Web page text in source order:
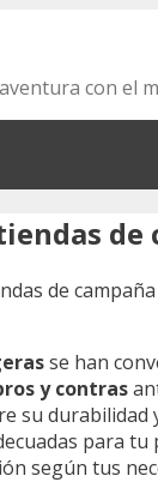
con el
se han
y contras
su durabilidad
para
según tus